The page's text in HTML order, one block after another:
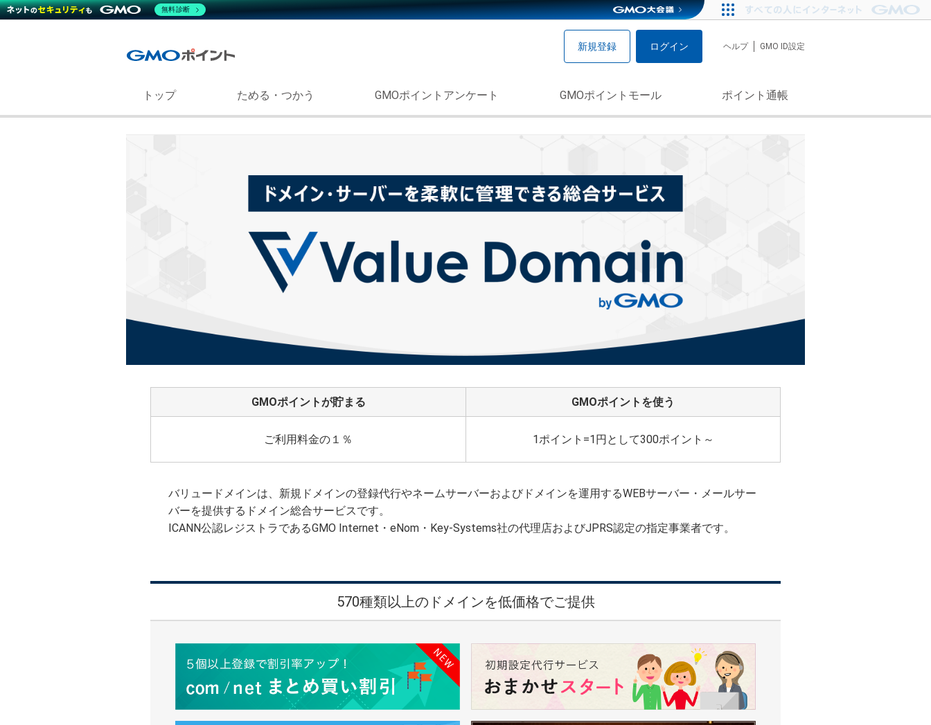
新規登録 ログイン ヘルプ GMO ID設定
トップ ためる・つかう GMOポイントアンケート GMOポイントモール ポイント通帳
GMOポイントが貯まる GMOポイントを使う
ご利用料金の１％ 1ポイント=1円として300ポイント～
バリュードメインは、新規ドメインの登録代行やネームサーバーおよびドメインを運用するWEBサーバー・メールサー
バーを提供するドメイン総合サービスです。
ICANN公認レジストラであるGMO Internet・eNom・Key-Systems社の代理店およびJPRS認定の指定事業者です。
570種類以上のドメインを低価格でご提供
無料診断